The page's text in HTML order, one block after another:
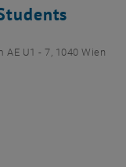
AE U1 - 7, 1040 Wien